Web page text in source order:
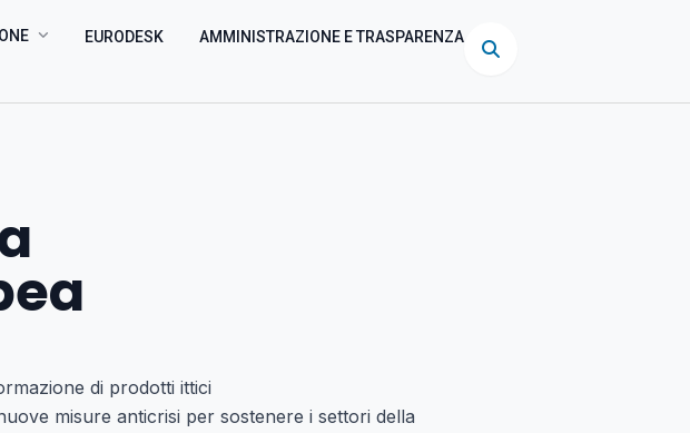
EURODESK AMMINISTRAZIONE E TRASPARENZA
di prodotti ittici
misure anticrisi per sostenere i settori della